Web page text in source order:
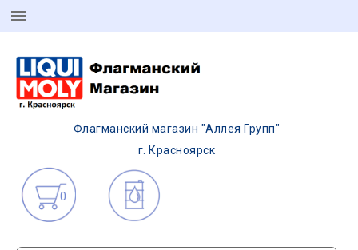
Флагманский магазин "Аллея Групп"
г. Красноярск
0